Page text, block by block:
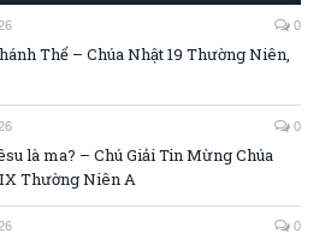
0
Thể – Chúa Nhật 19 Thường Niên,
0
là ma? – Chú Giải Tin Mừng Chúa
Thường Niên A
0